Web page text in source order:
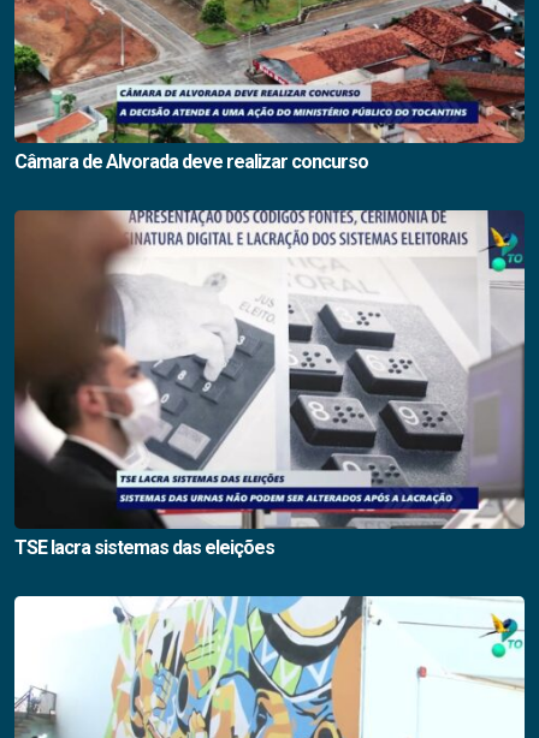
Câmara de Alvorada deve realizar concurso
TSE lacra sistemas das eleições